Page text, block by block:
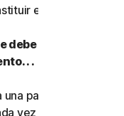
el
debe tener en
. .
palabra en
vez que se utilice en